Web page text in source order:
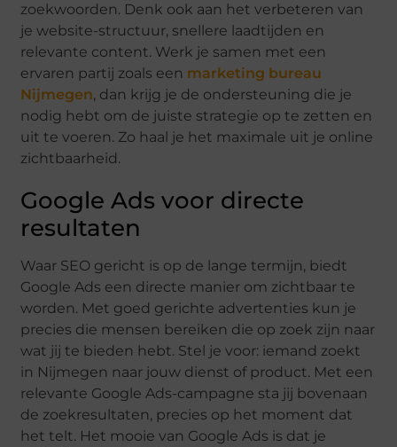
zoekwoorden. Denk ook aan het verbeteren van
je website-structuur, snellere laadtijden en
relevante content. Werk je samen met een
ervaren partij zoals een marketing bureau
Nijmegen, dan krijg je de ondersteuning die je
nodig hebt om de juiste strategie op te zetten en
uit te voeren. Zo haal je het maximale uit je online
zichtbaarheid.
Google Ads voor directe
resultaten
Waar SEO gericht is op de lange termijn, biedt
Google Ads een directe manier om zichtbaar te
worden. Met goed gerichte advertenties kun je
precies die mensen bereiken die op zoek zijn naar
wat jij te bieden hebt. Stel je voor: iemand zoekt
in Nijmegen naar jouw dienst of product. Met een
relevante Google Ads-campagne sta jij bovenaan
de zoekresultaten, precies op het moment dat
het telt. Het mooie van Google Ads is dat je